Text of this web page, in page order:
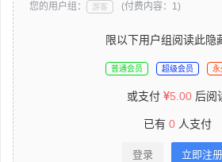
您的用户组： 游客 (付费内容：1)
限以下用户组阅读此隐
普通会员 超级会员 永
或支付 5.00 后阅
已有 0 人支付
登录 立即注册